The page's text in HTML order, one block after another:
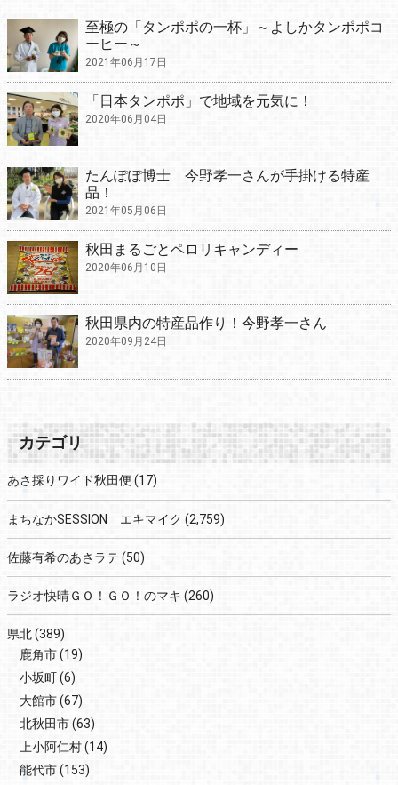
至極の「タンポポの一杯」～よしかタンポポコ
ーヒー～
2021年06月17日
「日本タンポポ」で地域を元気に！
2020年06月04日
たんぽぽ博士 今野孝一さんが手掛ける特産
品！
2021年05月06日
秋田まるごとペロリキャンディー
2020年06月10日
秋田県内の特産品作り！今野孝一さん
2020年09月24日
カテゴリ
あさ採りワイド秋田便 (17)
まちなかSESSION エキマイク (2,759)
佐藤有希のあさラテ (50)
ラジオ快晴ＧＯ！ＧＯ！のマキ (260)
県北(389)
鹿角市(19)
小坂町(6)
大館市(67)
北秋田市(63)
上小阿仁村(14)
能代市(153)